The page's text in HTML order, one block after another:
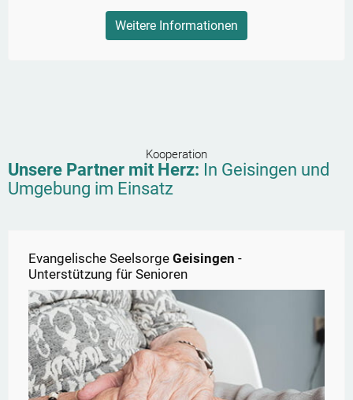
Weitere Informationen
Kooperation
Unsere Partner mit Herz: In Geisingen und
Umgebung im Einsatz
Evangelische Seelsorge Geisingen -
Unterstützung für Senioren